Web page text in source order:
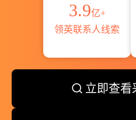
3.9亿+
领英联系人线索
立即查看